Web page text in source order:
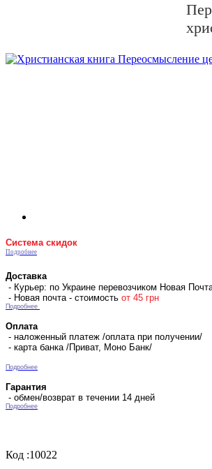
Система скидок
Подробнее
Доставка
- Курьер: по Украине перевозчиком Новая
- Новая почта - стоимость от 45 грн
Подробнее
Оплата
- наложенный платеж /оплата при получении/
- карта банка /Приват, Моно Банк/
Подробнее
Гарантия
- обмен/возврат в течении 14 дней
Подробнее
Код :10022